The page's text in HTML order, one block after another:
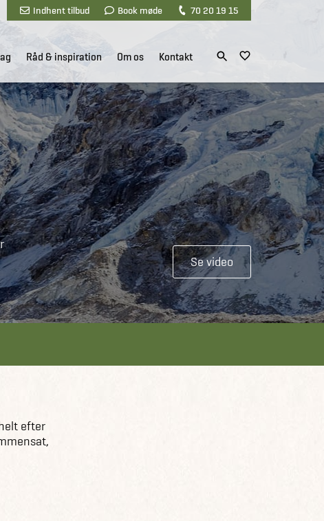
Indhent tilbud Book møde 70 20 19 15
Råd & inspiration Om os Kontakt
Se video
efter